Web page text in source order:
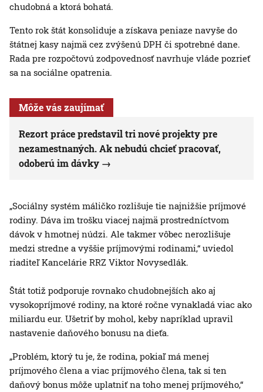
chudobná a ktorá bohatá.
Tento rok štát konsoliduje a získava peniaze navyše do
štátnej kasy najmä cez zvýšenú DPH či spotrebné dane.
Rada pre rozpočtovú zodpovednosť navrhuje vláde pozrieť
sa na sociálne opatrenia.
Môže vás zaujímať
Rezort práce predstavil tri nové projekty pre
nezamestnaných. Ak nebudú chcieť pracovať,
odoberú im dávky
„Sociálny systém máličko rozlišuje tie najnižšie príjmové
rodiny. Dáva im trošku viacej najmä prostredníctvom
dávok v hmotnej núdzi. Ale takmer vôbec nerozlišuje
medzi stredne a vyššie príjmovými rodinami,“ uviedol
riaditeľ Kancelárie RRZ Viktor Novysedlák.
Štát totiž podporuje rovnako chudobnejších ako aj
vysokopríjmové rodiny, na ktoré ročne vynakladá viac ako
miliardu eur. Ušetriť by mohol, keby napríklad upravil
nastavenie daňového bonusu na dieťa.
„Problém, ktorý tu je, že rodina, pokiaľ má menej
príjmového člena a viac príjmového člena, tak si ten
daňový bonus môže uplatniť na toho menej príjmového,“